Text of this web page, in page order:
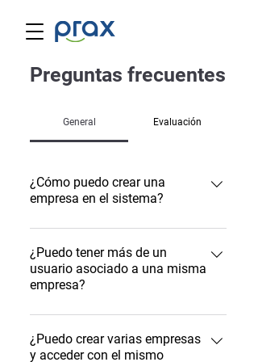
Preguntas frecuentes
General Evaluación
¿Cómo puedo crear una
empresa en el sistema?
Ingrese a www.prax.com.co,
seleccione la opción “CREAR
EMPRESA” y registre los datos que
le pide el formulario.
¿Puedo tener más de un
usuario asociado a una misma
empresa?
Si, puede tener todos los usuarios
(administradores del sistema) que
desee.
¿Puedo crear varias empresas
y acceder con el mismo